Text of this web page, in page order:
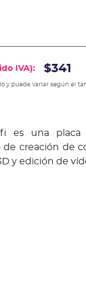
IVA): $341
y puede variar según el
es una placa
de creación de
y edición de